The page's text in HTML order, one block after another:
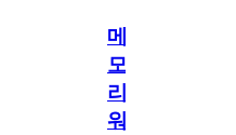
메
모
리
워